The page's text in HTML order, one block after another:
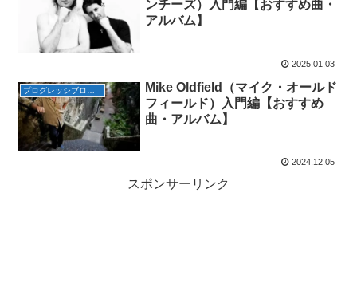
ンチーズ）入門編【おすすめ曲・
アルバム】
2025.01.03
プログレッシブロック
Mike Oldfield（マイク・オールド
フィールド）入門編【おすすめ
曲・アルバム】
2024.12.05
スポンサーリンク